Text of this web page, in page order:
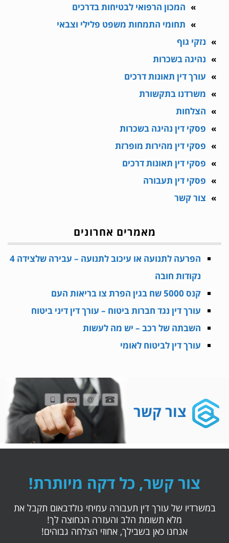
המכון הרפואי לבטיחות בדרכים
תחומי התמחות משפט פלילי וצבאי
נזקי גוף
נהיגה בשכרות
עורך דין תאונות דרכים
משרדנו בתקשורת
הצלחות
פסקי דין נהיגה בשכרות
פסקי דין מהירות מופרזת
פסקי דין תאונות דרכים
פסקי דין תעבורה
צור קשר
מאמרים אחרונים
הפרעה לתנועה או עיכוב לתנועה – עבירה שלצידה 4
נקודות חובה
קנס 5000 שח בגין הפרת צו בריאות העם
עורך דין נגד חברות ביטוח – עורך דין דיני ביטוח
השבתה של רכב – יש מה לעשות
עורך דין לביטוח לאומי
צור קשר
צור קשר, כל דקה מיותרת!
במשרדיו של עורך דין תעבורה עמיחי גולדבאום תקבל את
מלא תשומת הלב והעזרה הנחוצה לך!
אנחנו כאן בשבילך, אחוזי הצלחה גבוהים!